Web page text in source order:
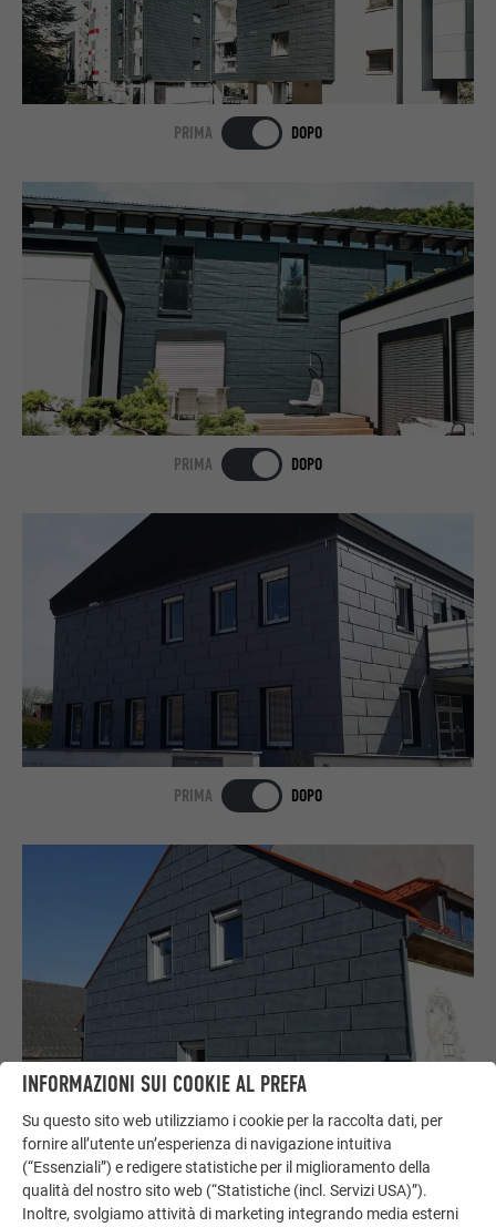
PRIMA DOPO
PRIMA DOPO
PRIMA DOPO
PRIMA DOPO
MOSTRA DI PIÙ
INFORMAZIONI SUI COOKIE AL PREFA
Su questo sito web utilizziamo i cookie per la raccolta dati, per
fornire all’utente un’esperienza di navigazione intuitiva
(“Essenziali”) e redigere statistiche per il miglioramento della
qualità del nostro sito web (“Statistiche (incl. Servizi USA)”).
Inoltre, svolgiamo attività di marketing integrando media esterni